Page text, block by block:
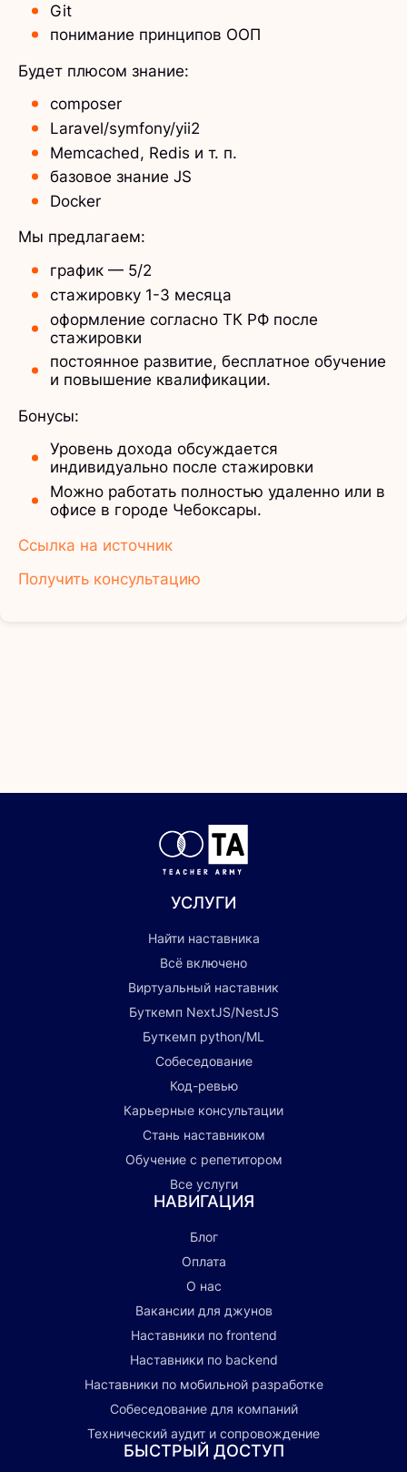
Git
понимание принципов ООП
Будет плюсом знание:
сomposer
Laravel/symfony/yii2
Memcached, Redis и т. п.
базовое знание JS
Docker
Мы предлагаем:
график — 5/2
стажировку 1-3 месяца
оформление согласно ТК РФ после
стажировки
постоянное развитие, бесплатное обучение
и повышение квалификации.
Бонусы:
Уровень дохода обсуждается
индивидуально после стажировки
Можно работать полностью удаленно или в
офисе в городе Чебоксары.
Ссылка на источник
Получить консультацию
УСЛУГИ
Найти наставника
Всё включено
Виртуальный наставник
Буткемп NextJS/NestJS
Буткемп python/ML
Собеседование
Код-ревью
Карьерные консультации
Стань наставником
Обучение с репетитором
Все услуги
НАВИГАЦИЯ
Блог
Оплата
О нас
Вакансии для джунов
Наставники по frontend
Наставники по backend
Наставники по мобильной разработке
Собеседование для компаний
Технический аудит и сопровождение
БЫСТРЫЙ ДОСТУП